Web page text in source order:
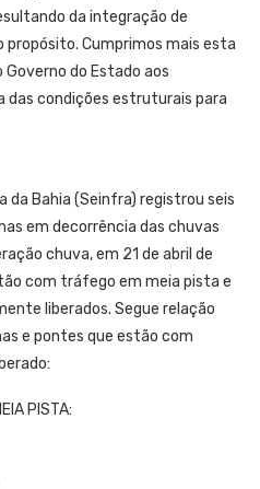
da integração de
Cumprimos mais esta
do Estado aos
das condições estruturais para
Bahia (Seinfra) registrou seis
em decorrência das chuvas
chuva, em 21 de abril de
com tráfego em meia pista e
liberados. Segue relação
e pontes que estão com
PISTA: